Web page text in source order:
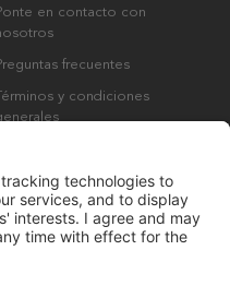
en contacto con
frecuentes
y condiciones
2023. Todos los derechos